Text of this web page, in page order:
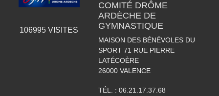
106995 VISITES
COMITÉ DRÔME
ARDÈCHE DE
GYMNASTIQUE
MAISON DES BÉNÉVOLES DU
SPORT 71 RUE PIERRE
LATÉCOÈRE
26000 VALENCE
TÉL. : 06.21.17.37.68